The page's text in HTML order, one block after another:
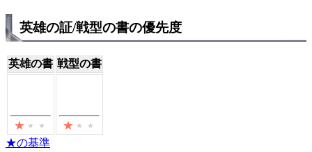
英雄の証/戦型の書の優先度
英雄の書 戦型の書
★の基準